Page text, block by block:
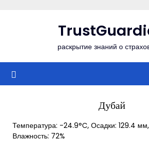
раскрытие знаний о
Дубай
Температура: -24.9°C, Осадки: 129.4
Влажность: 72%